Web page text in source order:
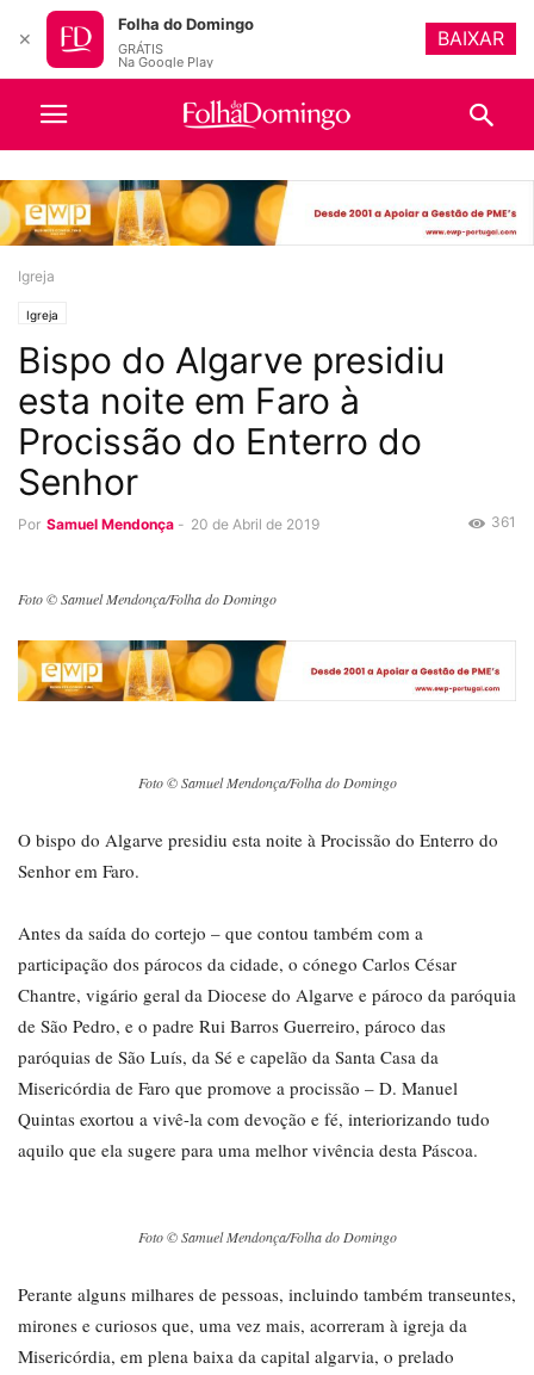
Igreja
Igreja
Bispo do Algarve presidiu
esta noite em Faro à
Procissão do Enterro do
Senhor
Por Samuel Mendonça - 20 de Abril de 2019 361
Foto © Samuel Mendonça/Folha do Domingo
Foto © Samuel Mendonça/Folha do Domingo
O bispo do Algarve presidiu esta noite à Procissão do Enterro do
Senhor em Faro.
Antes da saída do cortejo – que contou também com a
participação dos párocos da cidade, o cónego Carlos César
Chantre, vigário geral da Diocese do Algarve e pároco da paróquia
de São Pedro, e o padre Rui Barros Guerreiro, pároco das
paróquias de São Luís, da Sé e capelão da Santa Casa da
Misericórdia de Faro que promove a procissão – D. Manuel
Quintas exortou a vivê-la com devoção e fé, interiorizando tudo
aquilo que ela sugere para uma melhor vivência desta Páscoa.
Foto © Samuel Mendonça/Folha do Domingo
Perante alguns milhares de pessoas, incluindo também transeuntes,
mirones e curiosos que, uma vez mais, acorreram à igreja da
Misericórdia, em plena baixa da capital algarvia, o prelado
✕
Folha do Domingo
GRÁTIS
Na Google Play
BAIXAR